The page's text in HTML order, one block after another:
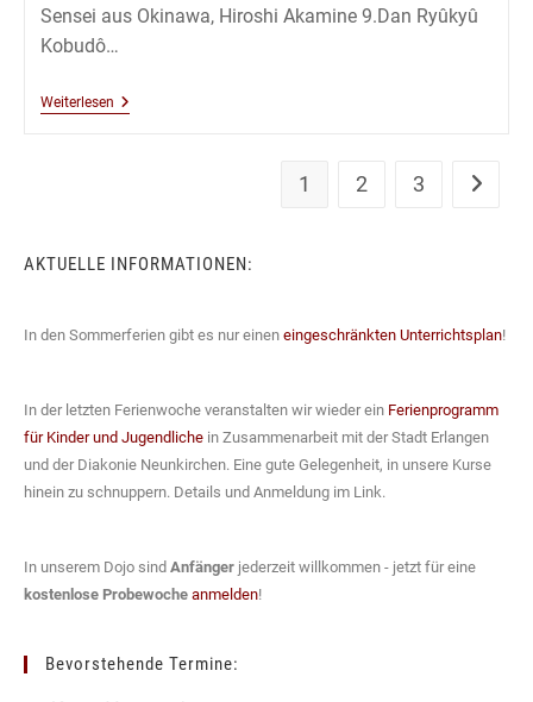
Sensei aus Okinawa, Hiroshi Akamine 9.Dan Ryûkyû
Kobudô…
WeiterlesenKobudô
–
März
1 2 3 Zur
AKTUELLE INFORMATIONEN:
In den Sommerferien gibt es nur einen eingeschränkten Unterrichtsplan!
In der letzten Ferienwoche veranstalten wir wieder ein Ferienprogramm
für Kinder und Jugendliche in Zusammenarbeit mit der Stadt Erlangen
und der Diakonie Neunkirchen. Eine gute Gelegenheit, in unsere Kurse
hinein zu schnuppern. Details und Anmeldung im Link.
In unserem Dojo sind Anfänger jederzeit willkommen - jetzt für eine
kostenlose Probewoche anmelden!
Bevorstehende Termine: